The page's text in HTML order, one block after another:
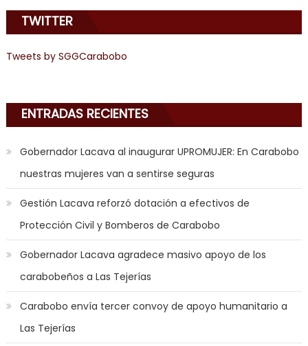
to
jerk
off
you
nakamura
bunch
TWITTER
Tweets by SGGCarabobo
ENTRADAS RECIENTES
Gobernador Lacava al inaugurar UPROMUJER: En Carabobo
nuestras mujeres van a sentirse seguras
Gestión Lacava reforzó dotación a efectivos de
Protección Civil y Bomberos de Carabobo
Gobernador Lacava agradece masivo apoyo de los
carabobeños a Las Tejerías
Carabobo envía tercer convoy de apoyo humanitario a
Las Tejerías